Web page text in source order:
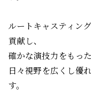
ルートキャスティン
貢献し、
確かな演技力をもっ
日々視野を広くし優
す。